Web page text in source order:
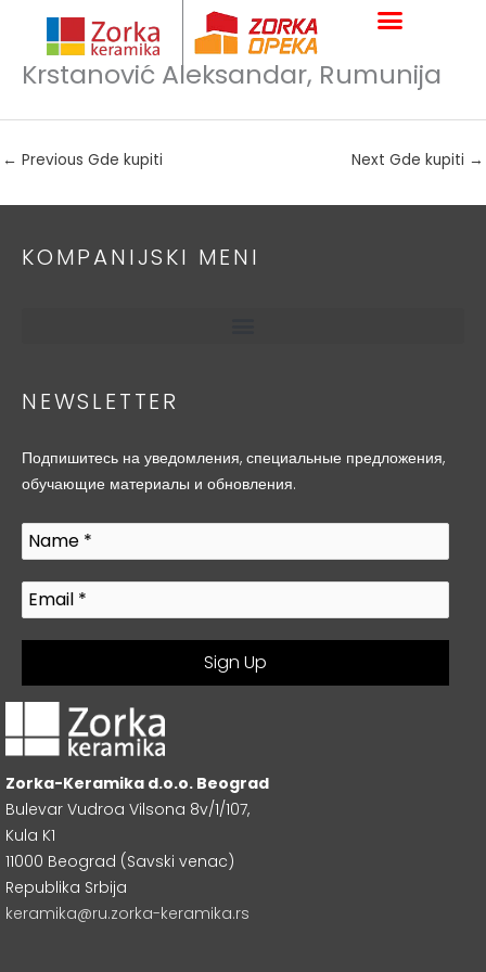
content
Krstanović Aleksandar, Rumunija
← Previous Gde kupiti Next Gde kupiti →
KOMPANIJSKI MENI
NEWSLETTER
Подпишитесь на уведомления, специальные предложения,
обучающие материалы и обновления.
Zorka-Keramika d.o.o. Beograd
Bulevar Vudroa Vilsona 8v/1/107,
Kula K1
11000 Beograd (Savski venac)
Republika Srbija
keramika@ru.zorka-keramika.rs